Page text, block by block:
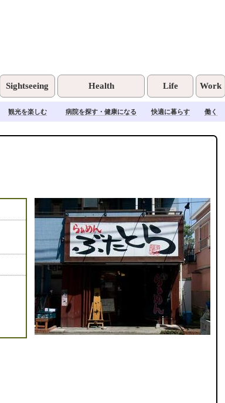
Sightseeing Health Life Work
観光を楽しむ 病院を探す・健康になる 快適に暮らす 働く